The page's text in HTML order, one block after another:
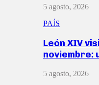
5 agosto, 2026
PAÍS
León XIV
noviembre:
5 agosto, 2026